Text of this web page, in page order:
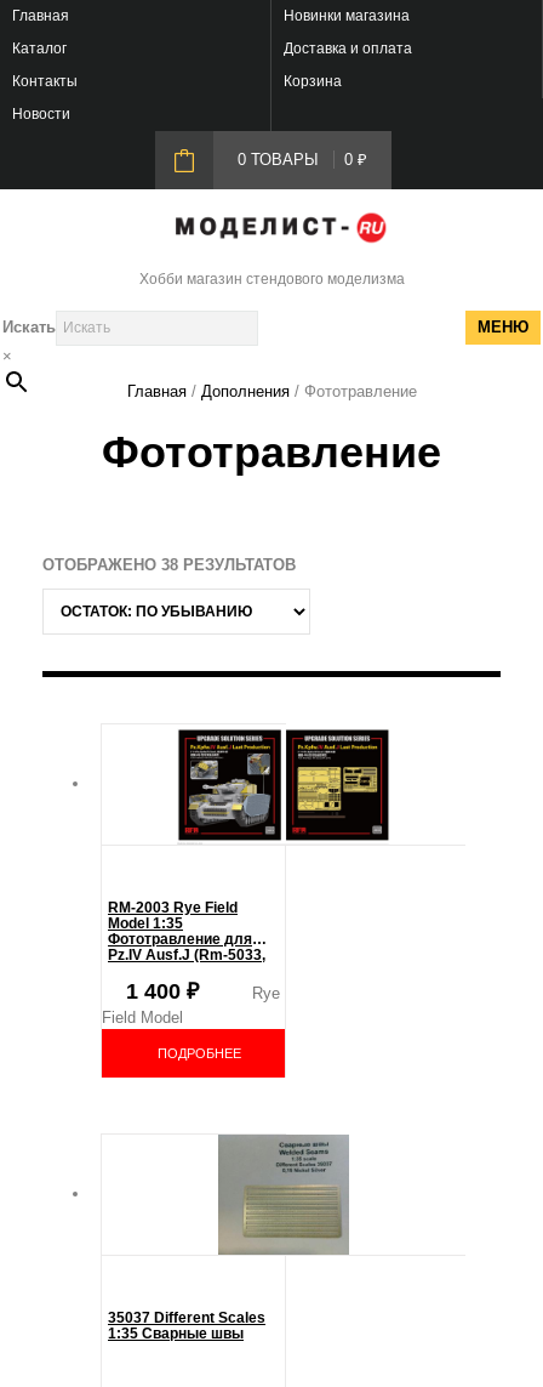
Главная
Новинки магазина
Каталог
Доставка и оплата
Контакты
Корзина
Новости
0 ТОВАРЫ 0 ₽
Хобби магазин стендового моделизма
МЕНЮ
Искать
×
Главная/ Дополнения/ Фототравление
Фототравление
ОТОБРАЖЕНО 38 РЕЗУЛЬТАТОВ
RM-2003 Rye Field
Model 1:35
Фототравление для
Pz.IV Ausf.J (Rm-5033,
1 400 ₽
Rye
Field Model
ПОДРОБНЕЕ
35037 Different Scales
1:35 Сварные швы